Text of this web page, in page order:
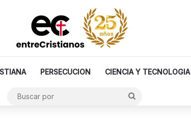
PERSECUCION CIENCIA Y TECNOLOGIA